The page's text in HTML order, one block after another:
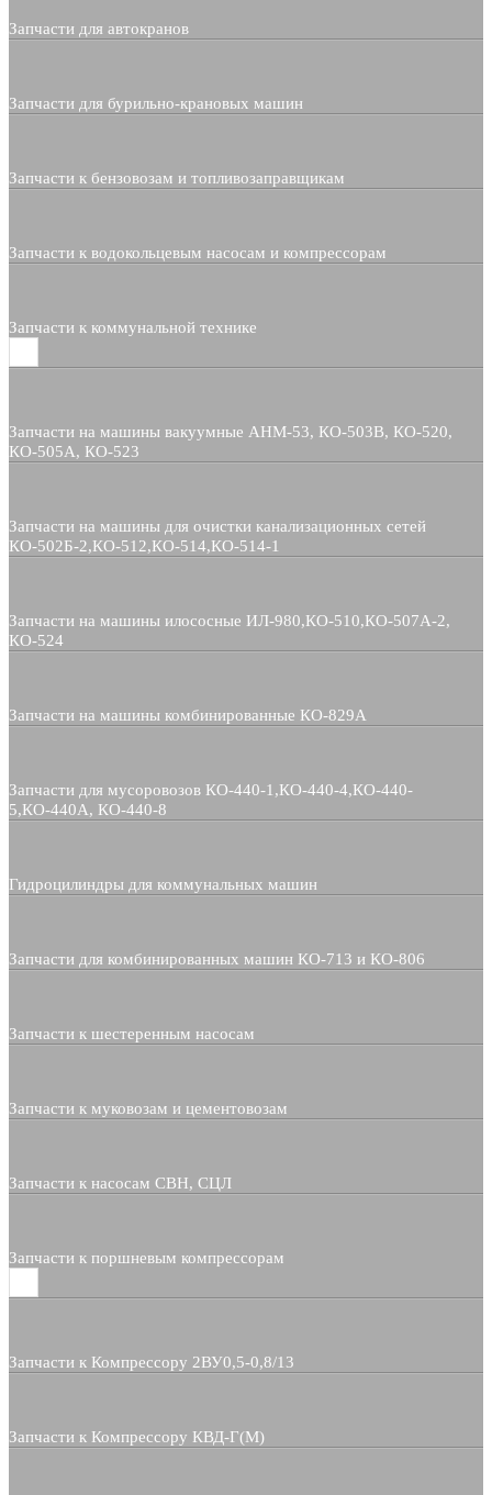
Запчасти для автокранов
Запчасти для бурильно-крановых машин
Запчасти к бензовозам и топливозаправщикам
Запчасти к водокольцевым насосам и компрессорам
Запчасти к коммунальной технике
Запчасти на машины вакуумные АНМ-53, КО-503В, КО-520,
КО-505А, КО-523
Запчасти на машины для очистки канализационных сетей
КО-502Б-2,КО-512,КО-514,КО-514-1
Запчасти на машины илососные ИЛ-980,КО-510,КО-507А-2,
КО-524
Запчасти на машины комбинированные КО-829А
Запчасти для мусоровозов КО-440-1,КО-440-4,КО-440-
5,КО-440А, КО-440-8
Гидроцилиндры для коммунальных машин
Запчасти для комбинированных машин КО-713 и КО-806
Запчасти к шестеренным насосам
Запчасти к муковозам и цементовозам
Запчасти к насосам СВН, СЦЛ
Запчасти к поршневым компрессорам
Запчасти к Компрессору 2ВУ0,5-0,8/13
Запчасти к Компрессору КВД-Г(М)